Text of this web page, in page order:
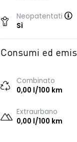
Neopatentati
Sì
Consumi ed
Combinato
0,00 l/100 km
Extraurbano
0,00 l/100 km